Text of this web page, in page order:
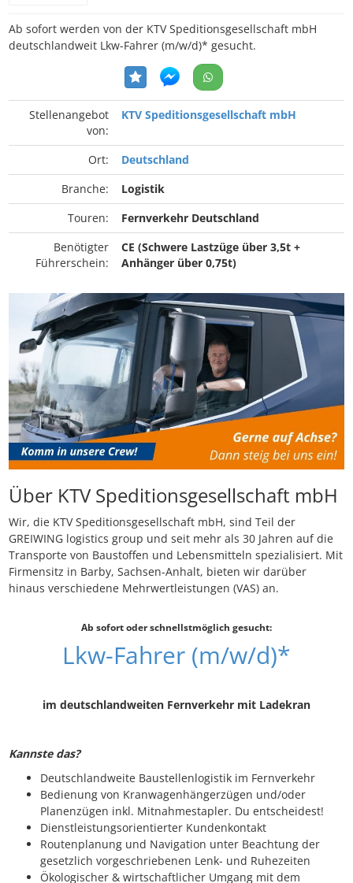
Ab sofort werden von der KTV Speditionsgesellschaft mbH
deutschlandweit Lkw-Fahrer (m/w/d)* gesucht.
Stellenangebot
von:
KTV Speditionsgesellschaft mbH
Ort:
Deutschland
Branche:
Logistik
Touren:
Fernverkehr Deutschland
Benötigter
Führerschein:
CE (Schwere Lastzüge über 3,5t +
Anhänger über 0,75t)
Über KTV Speditionsgesellschaft mbH
Wir, die KTV Speditionsgesellschaft mbH, sind Teil der
GREIWING logistics group und seit mehr als 30 Jahren auf die
Transporte von Baustoffen und Lebensmitteln spezialisiert. Mit
Firmensitz in Barby, Sachsen-Anhalt, bieten wir darüber
hinaus verschiedene Mehrwertleistungen (VAS) an.
Ab sofort oder schnellstmöglich gesucht:
Lkw-Fahrer (m/w/d)*
im deutschlandweiten Fernverkehr mit Ladekran
Kannste das?
Deutschlandweite Baustellenlogistik im Fernverkehr
Bedienung von Kranwagenhängerzügen und/oder
Planenzügen inkl. Mitnahmestapler. Du entscheidest!
Dienstleistungsorientierter Kundenkontakt
Routenplanung und Navigation unter Beachtung der
gesetzlich vorgeschriebenen Lenk- und Ruhezeiten
Ökologischer & wirtschaftlicher Umgang mit dem